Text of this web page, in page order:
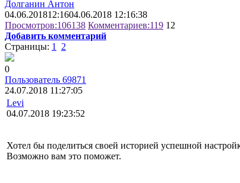
Долганин Антон
04.06.201812:1604.06.2018 12:16:38
Просмотров:106138 Комментариев:119 12
Добавить комментарий
Страницы: 1 2
0
Пользователь 69871
24.07.2018 11:27:05
Levi
04.07.2018 19:23:52
Хотел бы поделиться своей историей успешной
Возможно вам это поможет.